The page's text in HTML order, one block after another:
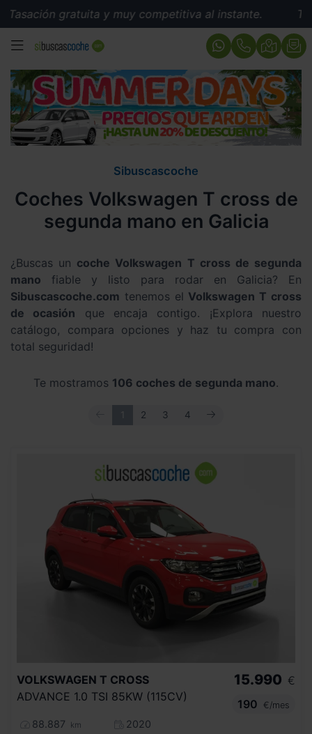
y muy competitiva al instante. Tasación
MENÚ
Sibuscascoche
Coches Volkswagen T cross de
segunda mano en Galicia
¿Buscas un coche Volkswagen T cross de segunda
mano fiable y listo para rodar en Galicia? En
Sibuscascoche.com tenemos el Volkswagen T cross
de ocasión que encaja contigo. ¡Explora nuestro
catálogo, compara opciones y haz tu compra con
total seguridad!
Te mostramos 106 coches de segunda mano.
ANTERIOR
2 3 4 SIGUIENTE
VOLKSWAGEN T CROSS
ADVANCE 1.0 TSI 85KW (115CV)
88.887 km
2020
15.990 €
190
€/mes